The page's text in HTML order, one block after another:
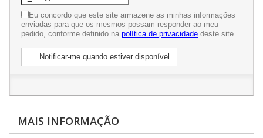
Eu concordo que este site armazene as minhas informações
enviadas para que os mesmos possam responder ao meu
pedido, conforme definido na política de privacidade deste site.
Notificar-me quando estiver disponível
MAIS INFORMAÇÃO